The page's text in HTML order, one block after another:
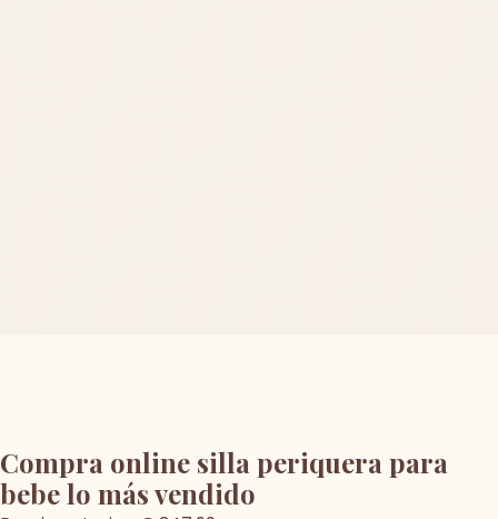
Compra online silla periquera para
bebe lo más vendido